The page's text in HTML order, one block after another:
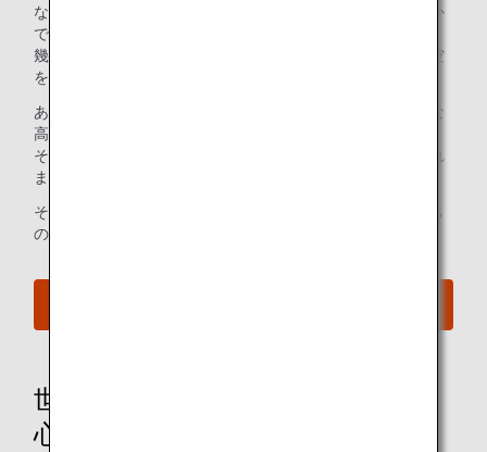
なく、自分たちの手で、新しい空を開拓してきたのは、ほか
でもない、私たちANAです。
幾多の挑戦と試行錯誤を繰り返しながら、自由で魅力的な空
をつくりあげてきました。
あたたかさ、細やかな心遣い、そして、ワクワクするような
高揚感まで感じてもらいたい。
そして、ANAの空の旅でしか体験することのできない、これ
までにない感動を、世界中の人たちに届けていきたい。
それが、“Inspiration of JAPAN“という言葉に込めた、私たち
の想いです。
世界に誇る上質なおもてなしで、
心満たす空の旅を